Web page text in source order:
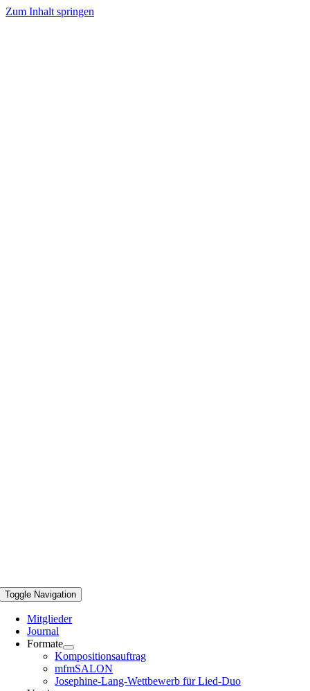
Zum Inhalt springen
Toggle Navigation
Mitglieder
Journal
Formate
Kompositionsauftrag
mfmSALON
Josephine-Lang-Wettbewerb für Lied-Duo